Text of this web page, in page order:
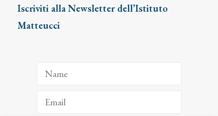
Iscriviti alla Newsletter dell’Istituto
Matteucci